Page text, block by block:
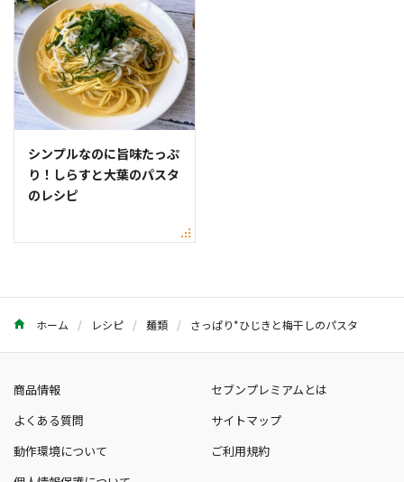
シンプルなのに旨味たっぷ
り！しらすと大葉のパスタ
のレシピ
ホーム レシピ 麺類 さっぱり*ひじきと梅干しのパスタ
商品情報
セブンプレミアムとは
よくある質問
サイトマップ
動作環境について
ご利用規約